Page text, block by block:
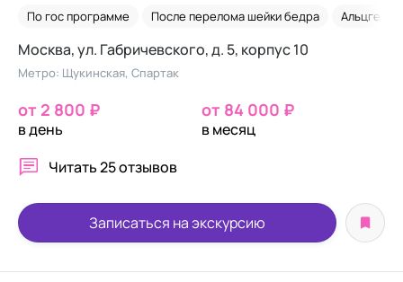
По гос программе После перелома шейки бедра
Москва, ул. Габричевского, д. 5, корпус 10
Метро: Щукинская, Спартак
от 2 800 ₽
в день
от 84 000 ₽
в месяц
Читать25 отзывов
Записаться на экскурсию